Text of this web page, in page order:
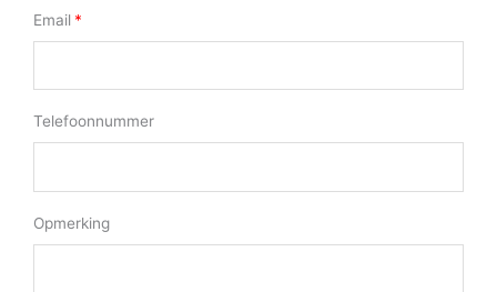
Email
Telefoonnummer
Opmerking